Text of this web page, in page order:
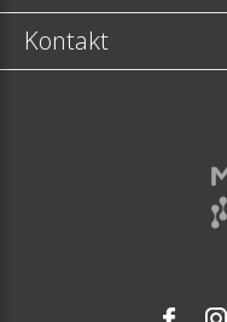
Kontakt